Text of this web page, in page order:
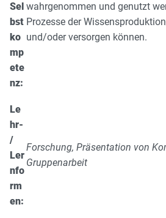
Sel
bst
ko
mp
ete
nz:
wahrgenommen und genutzt
Prozesse der
und/oder versorgen können.
Le
hr-
/
Ler
nfo
rm
en:
Forschung, Präsentation von
Gruppenarbeit